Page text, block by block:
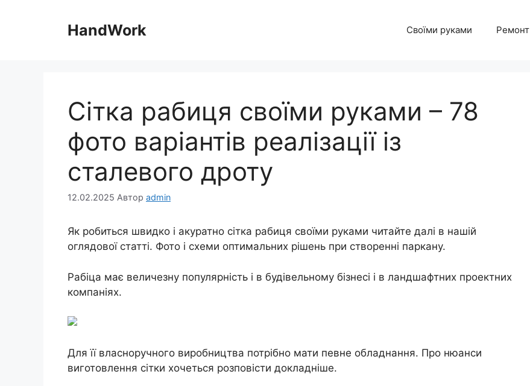
HandWork Своїми руками Ремонт
Сітка рабиця своїми руками – 78
фото варіантів реалізації із
сталевого дроту
12.02.2025 Автор admin
Як робиться швидко і акуратно сітка рабиця своїми руками читайте далі в нашій
оглядової статті. Фото і схеми оптимальних рішень при створенні паркану.
Рабіца має величезну популярність і в будівельному бізнесі і в ландшафтних проектних
компаніях.
Для її власноручного виробництва потрібно мати певне обладнання. Про нюанси
виготовлення сітки хочеться розповісти докладніше.